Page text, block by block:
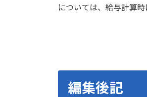
については、給与計算時
編集後記